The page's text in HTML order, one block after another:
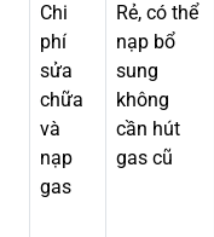
Chi
phí
sửa
chữa
và
nạp
gas
Rẻ, có thể
nạp bổ
sung
không
cần hút
gas cũ